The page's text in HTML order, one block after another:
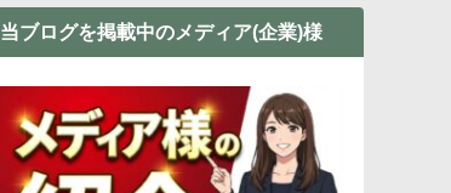
当ブログを掲載中のメディア(企業)様